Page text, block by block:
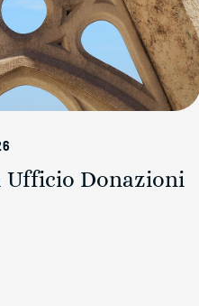
Ufficio Donazioni